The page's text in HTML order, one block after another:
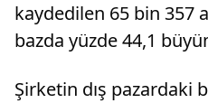
kaydedilen 65 bin 357
bazda yüzde 44,1
Şirketin dış pazardaki